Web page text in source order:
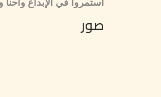
استمروا في الإبداع واحنا
صور